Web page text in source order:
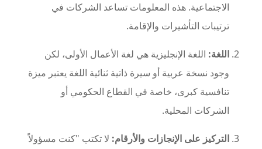
الاجتماعية. هذه المعلومات تساعد الشركات في
ترتيبات التأشيرات والإقامة.
اللغة: اللغة الإنجليزية هي لغة الأعمال الأولى، لكن
وجود نسخة عربية أو سيرة ذاتية ثنائية اللغة يعتبر ميزة
تنافسية كبرى، خاصة في القطاع الحكومي أو
الشركات المحلية.
التركيز على الإنجازات والأرقام: لا تكتب "كنت مسؤولاً